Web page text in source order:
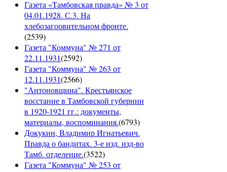
Газета «Тамбовская правда» № 3 от
04.01.1928. С.3. На
хлебозагоовительном фронте.
(2539)
Газета "Коммуна" № 271 от
22.11.1931(2592)
Газета "Коммуна" № 263 от
12.11.1931(2566)
"Антоновщина". Крестьянское
восстание в Тамбовской губернии
в 1920-1921 гг.: документы,
материалы, воспоминания.(6793)
Докукин, Владимир Игнатьевич.
Правда о бандитах. 3-е изд. изд-во
Тамб. отделение.(3522)
Газета "Коммуна" № 253 от